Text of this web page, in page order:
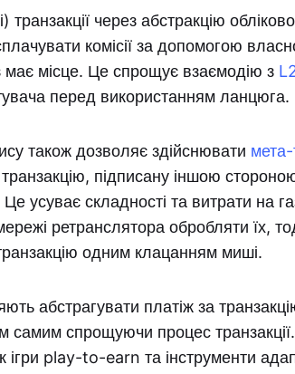
транзакції через абстракцію
комісії за допомогою
місце. Це спрощує взаємодію з
перед використанням ланцюга.
також дозволяє здійснювати мета-
підписану іншою стороною
усуває складності та витрати на
ретранслятора обробляти їх,
одним клацанням миші.
абстрагувати платіж за
самим спрощуючи процес
play-to-earn та інструменти